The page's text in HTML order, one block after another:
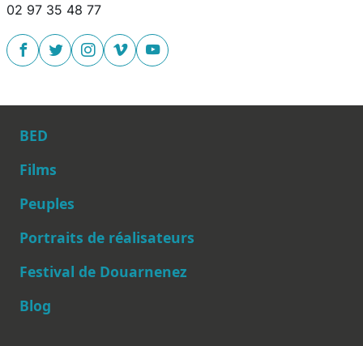
02 97 35 48 77
Main navigation
BED
Films
Peuples
Portraits de réalisateurs
Festival de Douarnenez
Blog